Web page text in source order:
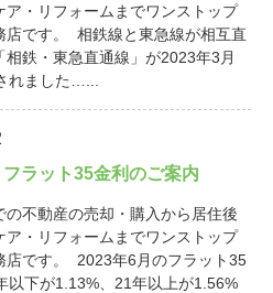
ア・リフォームまでワンストップ
店です。 相鉄線と東急線が相互直
相鉄・東急直通線」が2023年3月
れました…...
ラット35金利のご案内
の不動産の売却・購入から居住後
ア・リフォームまでワンストップ
店です。 2023年6月のフラット35
以下が1.13%、21年以上が1.56%